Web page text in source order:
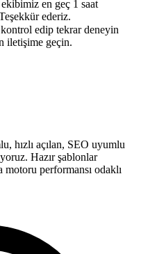
en geç 1 saat
ederiz.
edip tekrar deneyin
iletişime geçin.
hızlı açılan, SEO uyumlu
Hazır şablonlar
motoru performansı odaklı